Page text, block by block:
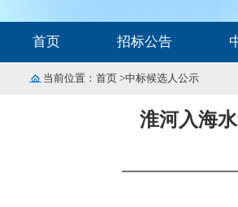
首页 招标公告
当前位置： 首页 >中标候选人公示
淮河入海